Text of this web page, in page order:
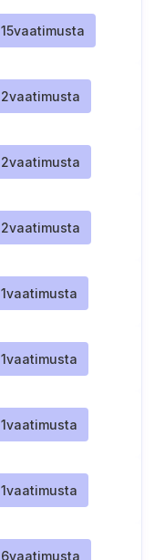
15vaatimusta
2vaatimusta
2vaatimusta
2vaatimusta
1vaatimusta
1vaatimusta
1vaatimusta
1vaatimusta
6vaatimusta